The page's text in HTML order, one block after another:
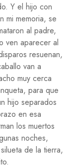
Y el hijo con
mi memoria, se
al padre,
ven aparecer al
resuenan,
van a
muy cerca
para que
hijo separados
en esa
los muertos
noches,
de la tierra,